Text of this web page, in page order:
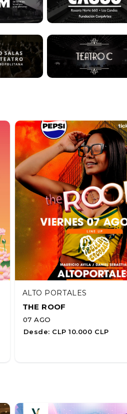
ALTO PORTALES
THE ROOF
07 AGO
Desde: CLP 10.000 CLP